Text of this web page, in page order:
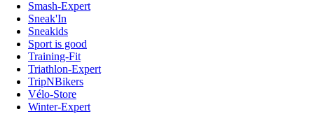
Smash-Expert
Sneak'In
Sneakids
Sport is good
Training-Fit
Triathlon-Expert
TripNBikers
Vélo-Store
Winter-Expert